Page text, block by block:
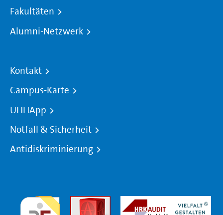
Fakultäten
Alumni-Netzwerk
Kontakt
Campus-Karte
UHHApp
Notfall & Sicherheit
Antidiskriminierung